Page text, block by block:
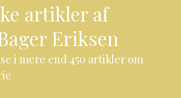
artikler af
Eriksen
i mere end 450 artikler om